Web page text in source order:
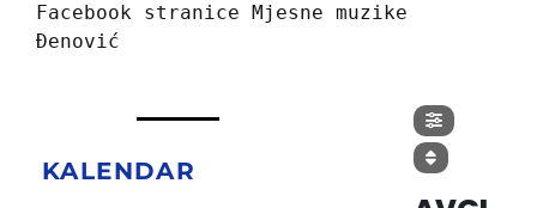
Facebook stranice Mjesne muzike
Đenović
KALENDAR